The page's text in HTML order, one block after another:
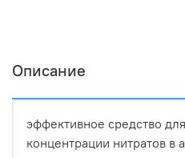
Описание
эффективное средство
концентрации нитратов в